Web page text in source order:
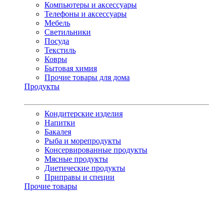
Компьютеры и аксессуары
Телефоны и аксессуары
Мебель
Светильники
Посуда
Текстиль
Ковры
Бытовая химия
Прочие товары для дома
Продукты
Кондитерские изделия
Напитки
Бакалея
Рыба и морепродукты
Консервированные продукты
Мясные продукты
Диетические продукты
Приправы и специи
Прочие товары